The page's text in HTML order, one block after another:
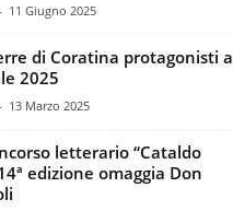
11 Giugno 2025
di Coratina protagonisti a
2025
13 Marzo 2025
letterario “Cataldo
edizione omaggia Don